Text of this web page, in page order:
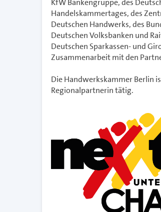
KfW Bankengruppe, des
Handelskammertages, des
Deutschen Handwerks, des
Deutschen Volksbanken und
Deutschen Sparkassen- und
Zusammenarbeit mit den
Die Handwerkskammer Berlin
Regionalpartnerin tätig.